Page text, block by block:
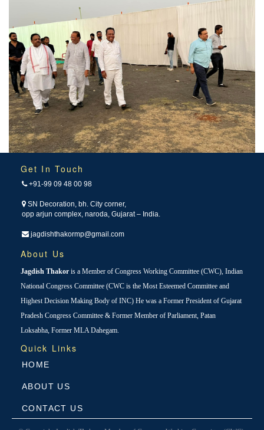
Get In Touch
+91-99 09 48 00 98
SN Decoration, bh. City corner,
opp arjun complex, naroda, Gujarat – India.
jagdishthakormp@gmail.com
About Us
Jagdish Thakor is a Member of Congress Working Committee (CWC), Indian
National Congress Committee (CWC is the Most Esteemed Committee and
Highest Decision Making Body of INC) He was a Former President of Gujarat
Pradesh Congress Committee & Former Member of Parliament, Patan
Loksabha, Former MLA Dahegam.
Quick Links
HOME
ABOUT US
CONTACT US